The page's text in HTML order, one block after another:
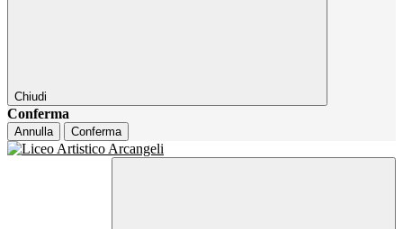
Chiudi
Conferma
Annulla Conferma